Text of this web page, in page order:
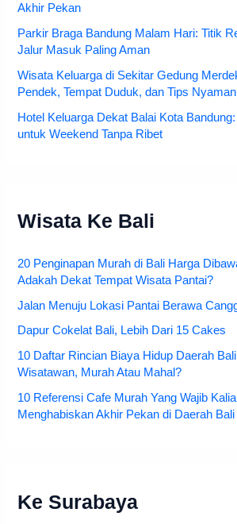
Akhir Pekan
Parkir Braga Bandung Malam Hari: Titik
Jalur Masuk Paling Aman
Wisata Keluarga di Sekitar Gedung
Pendek, Tempat Duduk, dan Tips
Hotel Keluarga Dekat Balai Kota
untuk Weekend Tanpa Ribet
Wisata Ke Bali
20 Penginapan Murah di Bali Harga
Adakah Dekat Tempat Wisata Pantai?
Jalan Menuju Lokasi Pantai Berawa
Dapur Cokelat Bali, Lebih Dari 15 Cakes
10 Daftar Rincian Biaya Hidup Daerah
Wisatawan, Murah Atau Mahal?
10 Referensi Cafe Murah Yang Wajib
Menghabiskan Akhir Pekan di Daerah Bali
Ke Surabaya